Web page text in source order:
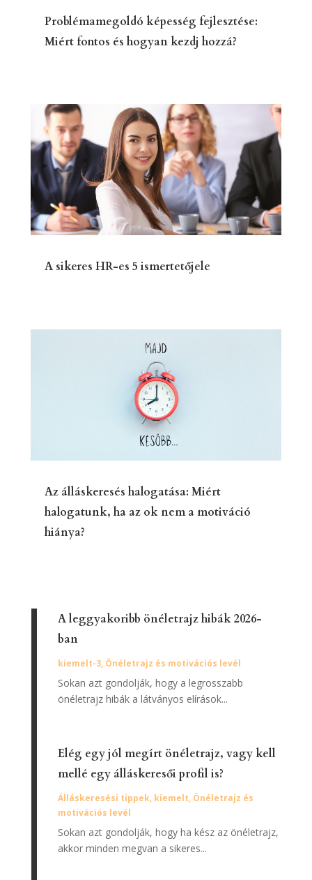
Problémamegoldó képesség fejlesztése:
Miért fontos és hogyan kezdj hozzá?
A sikeres HR-es 5 ismertetőjele
Az álláskeresés halogatása: Miért
halogatunk, ha az ok nem a motiváció
hiánya?
A leggyakoribb önéletrajz hibák 2026-
ban
kiemelt-3, Önéletrajz és motivációs levél
Sokan azt gondolják, hogy a legrosszabb
önéletrajz hibák a látványos elírások...
Elég egy jól megírt önéletrajz, vagy kell
mellé egy álláskeresői profil is?
Álláskeresési tippek, kiemelt, Önéletrajz és
motivációs levél
Sokan azt gondolják, hogy ha kész az önéletrajz,
akkor minden megvan a sikeres...